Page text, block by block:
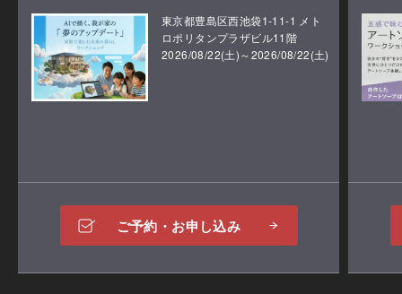
東京都豊島区西池袋1-11-1 メト
ロポリタンプラザビル11階
2026/08/22(土)～2026/08/22(土)
ご予約・お申し込み